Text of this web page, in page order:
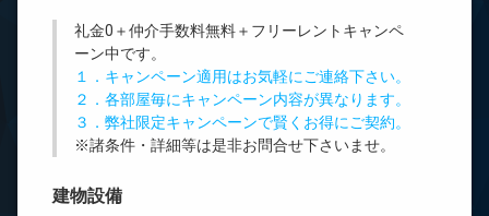
礼金0 ＋仲介手数料無料＋ フリーレント キャンペ
ーン中です。
１．キャンペーン適用はお気軽にご連絡下さい。
２．各部屋毎にキャンペーン内容が異なります。
３．弊社限定キャンペーンで賢くお得にご契約。
※諸条件・詳細等は是非お問合せ下さいませ。
建物設備